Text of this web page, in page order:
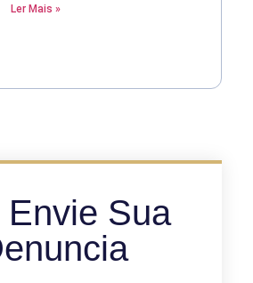
Ler Mais »
Envie Sua